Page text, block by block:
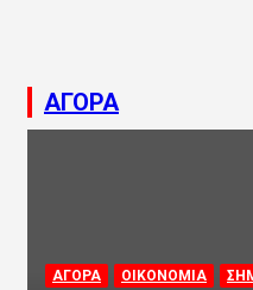
ΑΓΟΡΑ
ΑΓΟΡΑ ΟΙΚΟΝΟΜΙΑ